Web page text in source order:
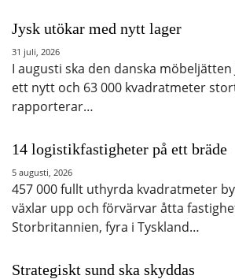
Jysk utökar med nytt lager
31 juli, 2026
I augusti ska den danska möbeljätten
ett nytt och 63 000 kvadratmeter
rapporterar…
14 logistikfastigheter på ett bräde
5 augusti, 2026
457 000 fullt uthyrda kvadratmeter
växlar upp och förvärvar åtta
Storbritannien, fyra i Tyskland…
Strategiskt sund ska skyddas